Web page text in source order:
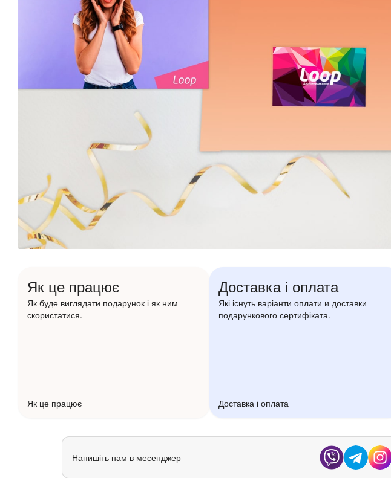
Як це працює
Як буде виглядати подарунок і як ним
скористатися.
Як це працює
Доставка і оплата
Які існуть варіанти оплати и доставки
подарункового сертифіката.
Доставка і оплата
Напишіть нам в месенджер